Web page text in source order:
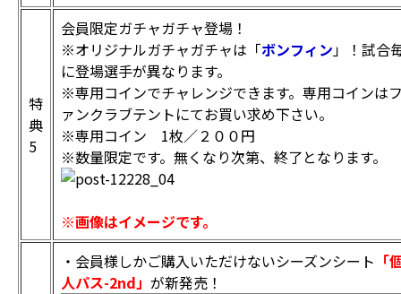
特
典
5
会員限定ガチャガチャ登場！
※オリジナルガチャガチャは「ボンフィン」！試合
に登場選手が異なります。
※専用コインでチャレンジできます。専用コインは
ァンクラブテントにてお買い求め下さい。
※専用コイン 1枚／２００円
※数量限定です。無くなり次第、終了となります。
※画像はイメージです。
・会員様しかご購入いただけないシーズンシート 「
人パス-2nd」 が新発売！